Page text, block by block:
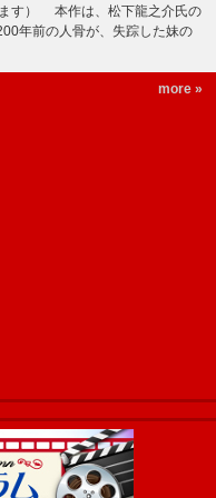
す） 本作は、松下龍之介氏の
年前の人骨が、失踪した妹の
more »